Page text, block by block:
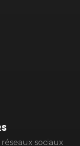
sociaux